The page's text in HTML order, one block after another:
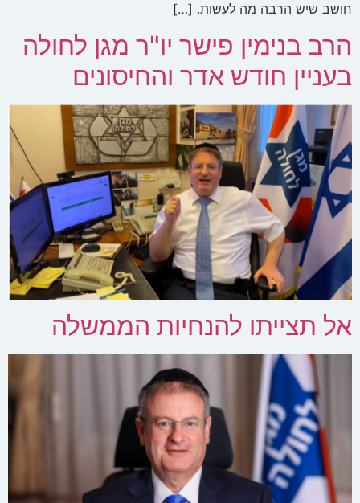
חושב שיש הרבה מה לעשות. […]
הרב בנימין פישר יו"ר מגן לחולה
בעניין חודש אדר והחיסונים
אל תצייתו להנחיות הממשלה